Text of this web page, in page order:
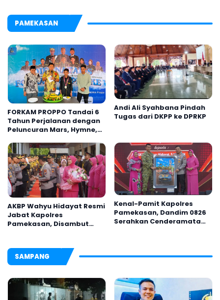
PAMEKASAN
FORKAM PROPPO Tandai 6
Tahun Perjalanan dengan
Peluncuran Mars, Hymne,
Andi Ali Syahbana Pindah
Tugas dari DKPP ke DPRKP
AKBP Wahyu Hidayat Resmi
Jabat Kapolres
Pamekasan, Disambut
Kenal-Pamit Kapolres
Pamekasan, Dandim 0826
Serahkan Cenderamata
SAMPANG